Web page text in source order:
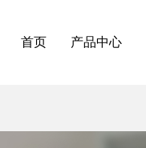
首页 产品中心